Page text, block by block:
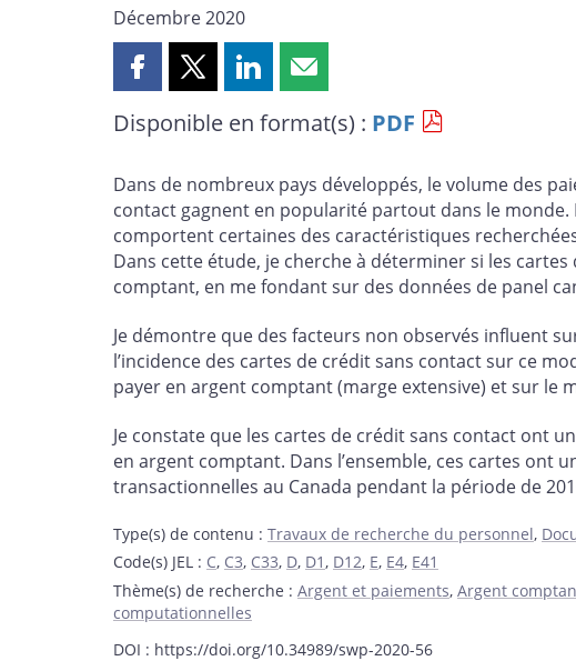
Décembre 2020
Partager
page
Facebook
Partager
page
X
Partager
page
LinkedIn
Partager
page
courriel
Disponible en format(s) : PDF
Dans de nombreux pays développés, le volume des
contact gagnent en popularité partout dans le monde.
comportent certaines des caractéristiques
Dans cette étude, je cherche à déterminer si les
comptant, en me fondant sur des données de panel
Je démontre que des facteurs non observés influent
l’incidence des cartes de crédit sans contact sur ce
payer en argent comptant (marge extensive) et sur le
Je constate que les cartes de crédit sans contact ont
en argent comptant. Dans l’ensemble, ces cartes ont
transactionnelles au Canada pendant la période de
Type(s) de contenu : Travaux de recherche du personnel,
Code(s) JEL : C, C3, C33, D, D1, D12, E, E4, E41
Thème(s) de recherche : Argent et paiements, Argent
computationnelles
DOI : https://doi.org/10.34989/swp-2020-56